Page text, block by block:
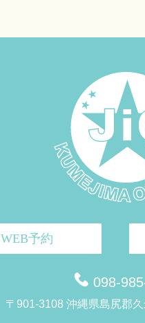
WEB予約
098-
〒901-3108 沖縄県島尻郡